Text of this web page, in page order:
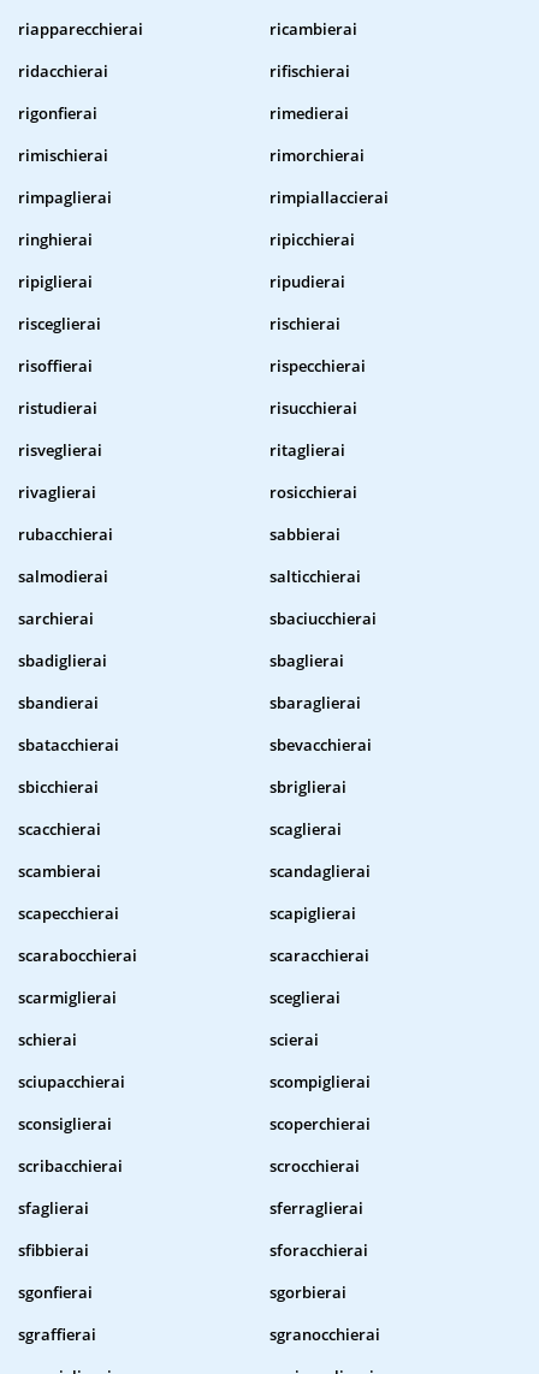
riapparecchierai
ricambierai
ridacchierai
rifischierai
rigonfierai
rimedierai
rimischierai
rimorchierai
rimpaglierai
rimpiallaccierai
ringhierai
ripicchierai
ripiglierai
ripudierai
risceglierai
rischierai
risoffierai
rispecchierai
ristudierai
risucchierai
risveglierai
ritaglierai
rivaglierai
rosicchierai
rubacchierai
sabbierai
salmodierai
salticchierai
sarchierai
sbaciucchierai
sbadiglierai
sbaglierai
sbandierai
sbaraglierai
sbatacchierai
sbevacchierai
sbicchierai
sbriglierai
scacchierai
scaglierai
scambierai
scandaglierai
scapecchierai
scapiglierai
scarabocchierai
scaracchierai
scarmiglierai
sceglierai
schierai
scierai
sciupacchierai
scompiglierai
sconsiglierai
scoperchierai
scribacchierai
scrocchierai
sfaglierai
sferraglierai
sfibbierai
sforacchierai
sgonfierai
sgorbierai
sgraffierai
sgranocchierai